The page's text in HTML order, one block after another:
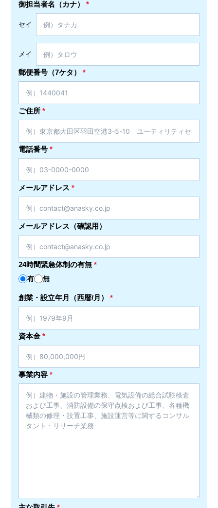
御担当者名（カナ） *
セイ
メイ
郵便番号（7ケタ） *
ご住所 *
電話番号 *
メールアドレス *
メールアドレス（確認用）
24時間緊急体制の有無 *
有 無
創業・設立年月（西暦/月） *
資本金 *
事業内容 *